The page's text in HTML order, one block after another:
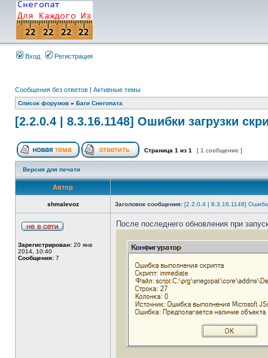
Вход Регистрация
Сообщения без ответов | Активные темы
Список форумов » Баги Снегопата
[2.2.0.4 | 8.3.16.1148] Ошибки загрузки
Страница 1 из 1 [ 1 сообщение ]
Версия для печати
Автор
shmalevoz Заголовок сообщения: [2.2.0.4 | 8.3.16.1148]
Зарегистрирован: 20 янв
2014, 10:40
Сообщения: 7
После последнего обновления при